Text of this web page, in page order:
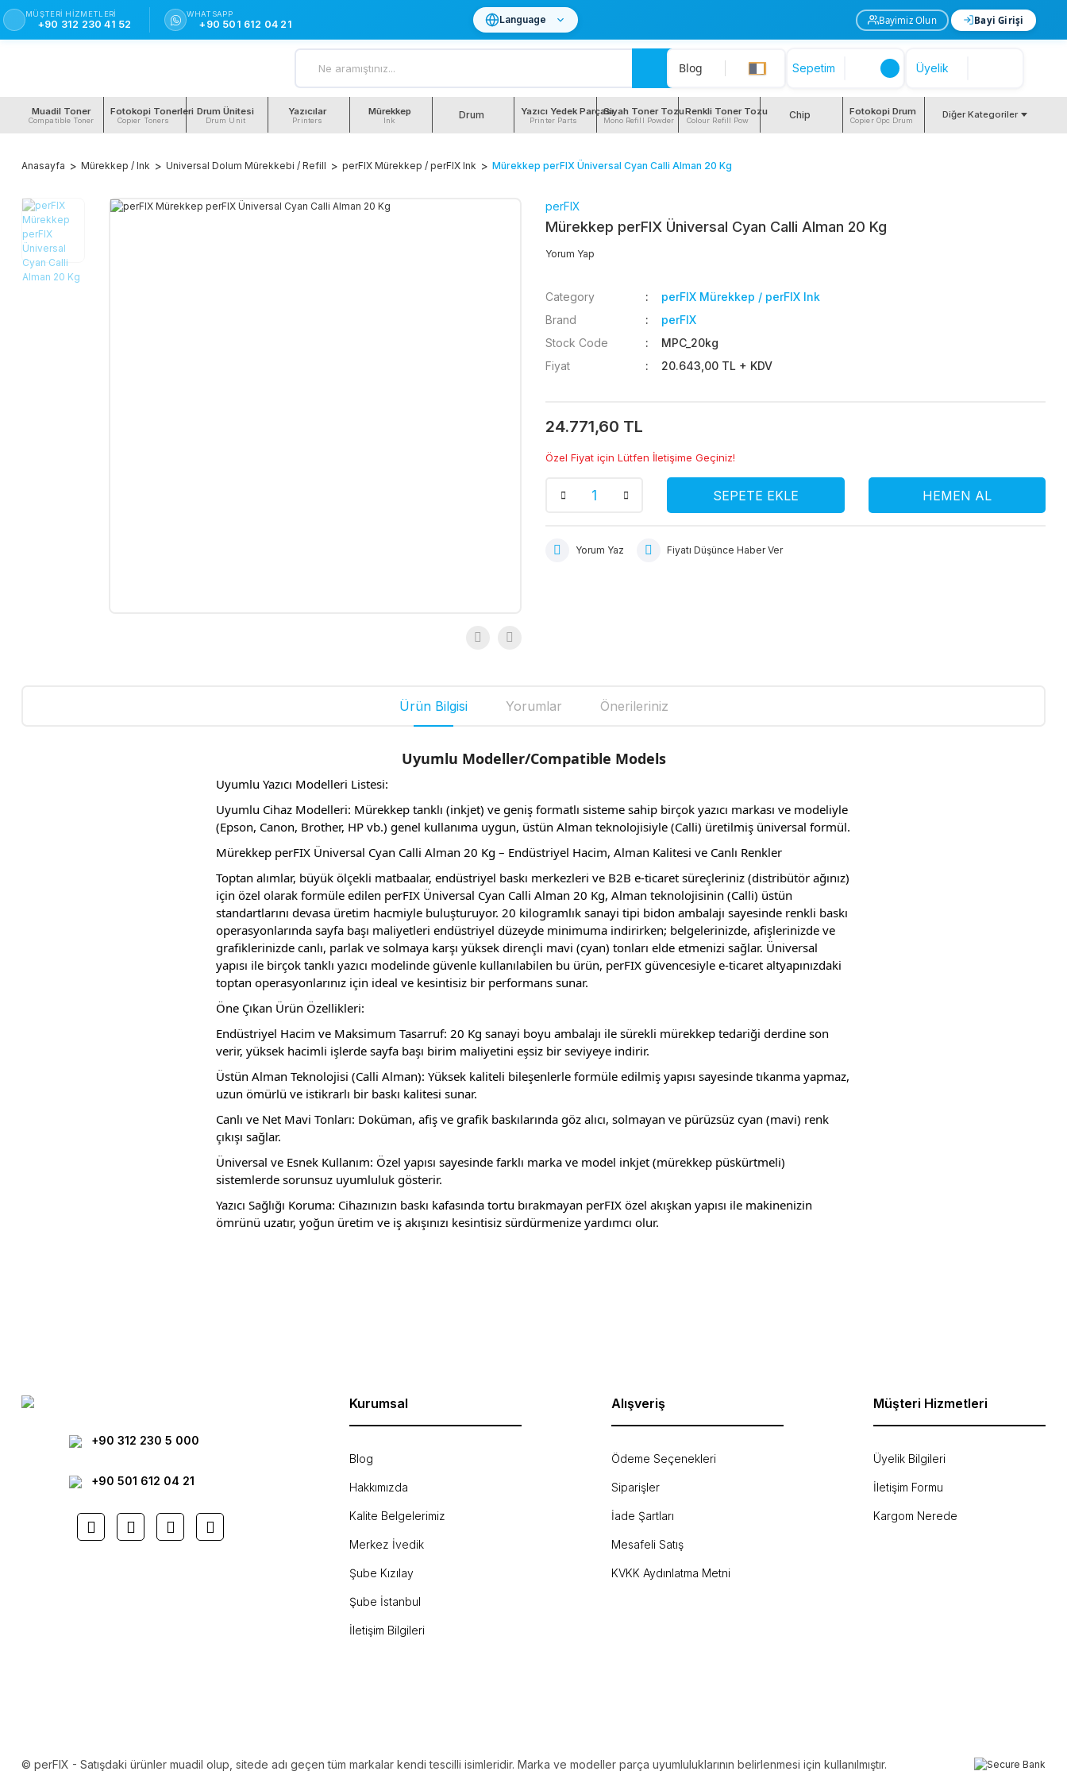
MÜŞTERI HIZMETLERI
+90 312 230 41 52
WHATSAPP
+90 501 612 04 21 Language Bayimiz Olun Bayi Girişi
Blog Sepetim Üyelik
Muadil Toner
Compatible Toner
Fotokopi Tonerleri
Copier Toners
Drum Ünitesi
Drum Unit
Yazıcılar
Printers
Mürekkep
Ink Drum Yazıcı Yedek Parçası
Printer Parts
Siyah Toner Tozu
Mono Refill Powder
Renkli Toner Tozu
Colour Refill Pow Chip Fotokopi Drum
Copier Opc Drum Diğer Kategoriler
Anasayfa Mürekkep / Ink Universal Dolum Mürekkebi / Refill perFIX Mürekkep / perFIX Ink Mürekkep perFIX Üniversal Cyan Calli Alman 20 Kg
perFIX
Mürekkep perFIX Üniversal Cyan Calli Alman 20 Kg
Yorum Yap
Category
perFIX Mürekkep / perFIX Ink
Brand
perFIX
Stock Code
MPC_20kg
Fiyat
20.643,00 TL + KDV
24.771,60 TL
Özel Fiyat için Lütfen İletişime Geçiniz!
SEPETE EKLE HEMEN AL
Yorum Yaz Fiyatı Düşünce Haber Ver
Ürün Bilgisi Yorumlar Önerileriniz
Uyumlu Modeller/Compatible Models
Uyumlu Yazıcı Modelleri Listesi:
Uyumlu Cihaz Modelleri: Mürekkep tanklı (inkjet) ve geniş formatlı sisteme sahip birçok yazıcı markası ve modeliyle
(Epson, Canon, Brother, HP vb.) genel kullanıma uygun, üstün Alman teknolojisiyle (Calli) üretilmiş üniversal formül.
Mürekkep perFIX Üniversal Cyan Calli Alman 20 Kg – Endüstriyel Hacim, Alman Kalitesi ve Canlı Renkler
Toptan alımlar, büyük ölçekli matbaalar, endüstriyel baskı merkezleri ve B2B e-ticaret süreçleriniz (distribütör ağınız)
için özel olarak formüle edilen perFIX Üniversal Cyan Calli Alman 20 Kg, Alman teknolojisinin (Calli) üstün
standartlarını devasa üretim hacmiyle buluşturuyor. 20 kilogramlık sanayi tipi bidon ambalajı sayesinde renkli baskı
operasyonlarında sayfa başı maliyetleri endüstriyel düzeyde minimuma indirirken; belgelerinizde, afişlerinizde ve
grafiklerinizde canlı, parlak ve solmaya karşı yüksek dirençli mavi (cyan) tonları elde etmenizi sağlar. Üniversal
yapısı ile birçok tanklı yazıcı modelinde güvenle kullanılabilen bu ürün, perFIX güvencesiyle e-ticaret altyapınızdaki
toptan operasyonlarınız için ideal ve kesintisiz bir performans sunar.
Öne Çıkan Ürün Özellikleri:
Endüstriyel Hacim ve Maksimum Tasarruf: 20 Kg sanayi boyu ambalajı ile sürekli mürekkep tedariği derdine son
verir, yüksek hacimli işlerde sayfa başı birim maliyetini eşsiz bir seviyeye indirir.
Üstün Alman Teknolojisi (Calli Alman): Yüksek kaliteli bileşenlerle formüle edilmiş yapısı sayesinde tıkanma yapmaz,
uzun ömürlü ve istikrarlı bir baskı kalitesi sunar.
Canlı ve Net Mavi Tonları: Doküman, afiş ve grafik baskılarında göz alıcı, solmayan ve pürüzsüz cyan (mavi) renk
çıkışı sağlar.
Üniversal ve Esnek Kullanım: Özel yapısı sayesinde farklı marka ve model inkjet (mürekkep püskürtmeli)
sistemlerde sorunsuz uyumluluk gösterir.
Yazıcı Sağlığı Koruma: Cihazınızın baskı kafasında tortu bırakmayan perFIX özel akışkan yapısı ile makinenizin
ömrünü uzatır, yoğun üretim ve iş akışınızı kesintisiz sürdürmenize yardımcı olur.
+90 312 230 5 000
+90 501 612 04 21
Kurumsal
Blog
Hakkımızda
Kalite Belgelerimiz
Merkez İvedik
Şube Kızılay
Şube İstanbul
İletişim Bilgileri
Alışveriş
Ödeme Seçenekleri
Siparişler
İade Şartları
Mesafeli Satış
KVKK Aydınlatma Metni
Müşteri Hizmetleri
Üyelik Bilgileri
İletişim Formu
Kargom Nerede
© perFIX - Satışdaki ürünler muadil olup, sitede adı geçen tüm markalar kendi tescilli isimleridir. Marka ve modeller parça uyumluluklarının belirlenmesi için kullanılmıştır.